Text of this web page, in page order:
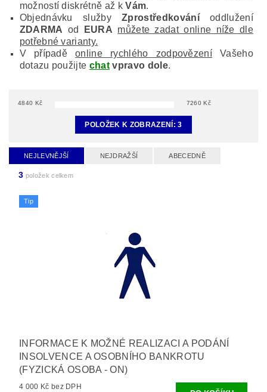
možností diskrétně až kVám.
Objednávku služby
Zprostředkováníoddlužení
ZDARMA od EURA můžete zadat online níže dle
potřebné varianty.
V případěonline rychlého zodpovězení Vašeho
dotazu použijte chatvpravo dole.
4840 Kč 7260 Kč
POLOŽEK K ZOBRAZENÍ:3
NEJLEVNĚJŠÍ NEJDRAŽŠÍ ABECEDNĚ
3 položek celkem
Tip
INFORMACE K MOŽNÉ REALIZACI A PODÁNÍ
INSOLVENCE A OSOBNÍHO BANKROTU
(FYZICKÁ OSOBA - ON)
4 000 Kč bez DPH